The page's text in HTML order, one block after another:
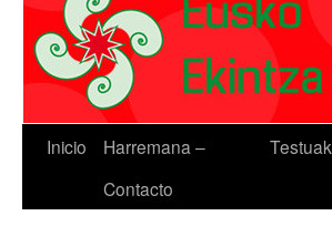
Inicio
Harremana –
Contacto
Testuak